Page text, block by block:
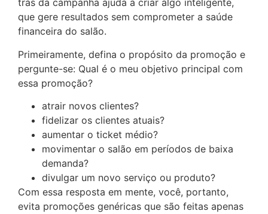
trás da campanha ajuda a criar algo inteligente,
que gere resultados sem comprometer a saúde
financeira do salão.
Primeiramente, defina o propósito da promoção e
pergunte-se: Qual é o meu objetivo principal com
essa promoção?
atrair novos clientes?
fidelizar os clientes atuais?
aumentar o ticket médio?
movimentar o salão em períodos de baixa
demanda?
divulgar um novo serviço ou produto?
Com essa resposta em mente, você, portanto,
evita promoções genéricas que são feitas apenas